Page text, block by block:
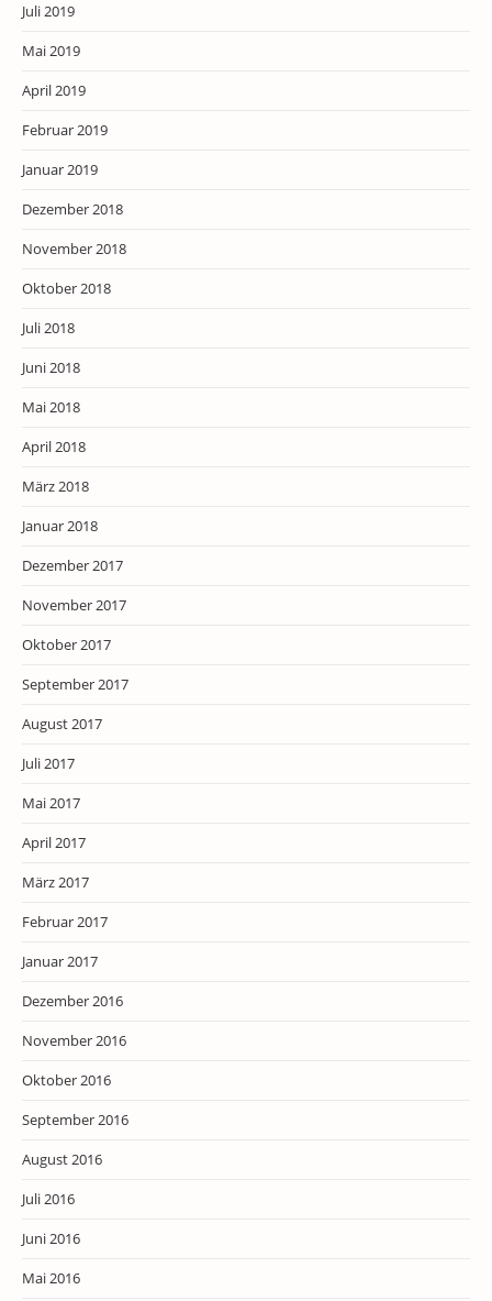
Juli 2019
Mai 2019
April 2019
Februar 2019
Januar 2019
Dezember 2018
November 2018
Oktober 2018
Juli 2018
Juni 2018
Mai 2018
April 2018
März 2018
Januar 2018
Dezember 2017
November 2017
Oktober 2017
September 2017
August 2017
Juli 2017
Mai 2017
April 2017
März 2017
Februar 2017
Januar 2017
Dezember 2016
November 2016
Oktober 2016
September 2016
August 2016
Juli 2016
Juni 2016
Mai 2016